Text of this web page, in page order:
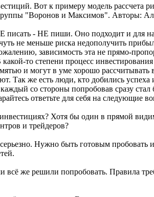
Вот к примеру модель рассчета
"Воронов и Максимов". Авторы:
писать - НЕ пиши. Оно подходит и для
не меньше риска недополучить
зависимость эта не прямо-
то степени процесс
и могут в уме хорошо
Так же есть люди, кто добились
со стороны попробовав сразу
ответьте для себя на следующие
Хотя бы один в прямой
и трейдеров?
Нужно быть готовым
всё же решили попробовать.